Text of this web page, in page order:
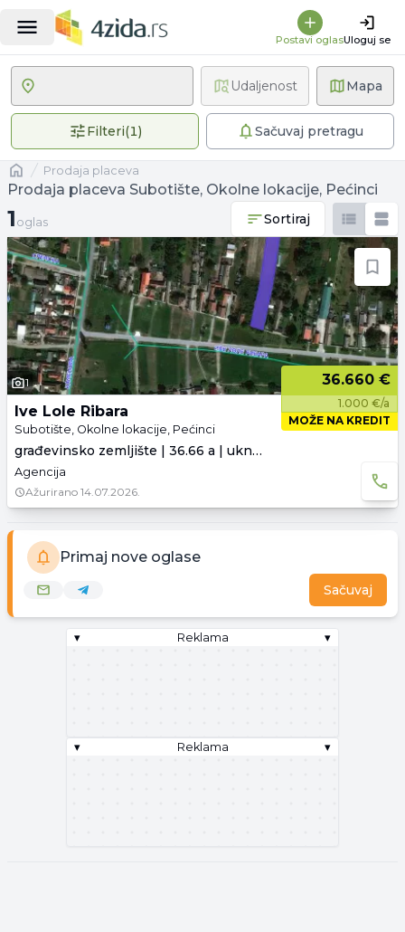
Postavi oglasUloguj se
Mapa
Filteri(1)1 primenjen filterSačuvaj pretragu
Udaljenost
Naslovnaprodaja placeva
Prodaja placeva Subotište, Okolne lokacije, Pećinci
1 oglas
1 oglas Sortiraj
1 36.660 €
1.000 €/a
MOŽE NA KREDIT
Ive Lole Ribara
Subotište, Okolne lokacije, Pećinci
građevinsko zemljište | 36.66 a | uknjiženo
Agencija
Ažurirano 14.07.2026.
Primaj nove oglase
Sačuvaj
▾ Reklama ▾
▾ Reklama ▾